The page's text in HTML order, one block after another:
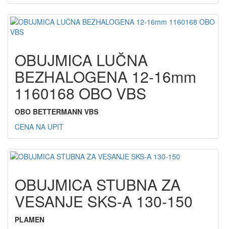
OBUJMICA LUČNA
BEZHALOGENA 12-16mm
1160168 OBO VBS
OBO BETTERMANN VBS
CENA NA UPIT
OBUJMICA STUBNA ZA
VESANJE SKS-A 130-150
PLAMEN